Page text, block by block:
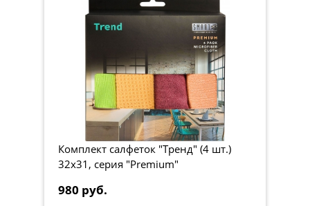
Комплект салфеток "Тренд" (4 шт.)
32х31, серия "Premium"
980 руб.